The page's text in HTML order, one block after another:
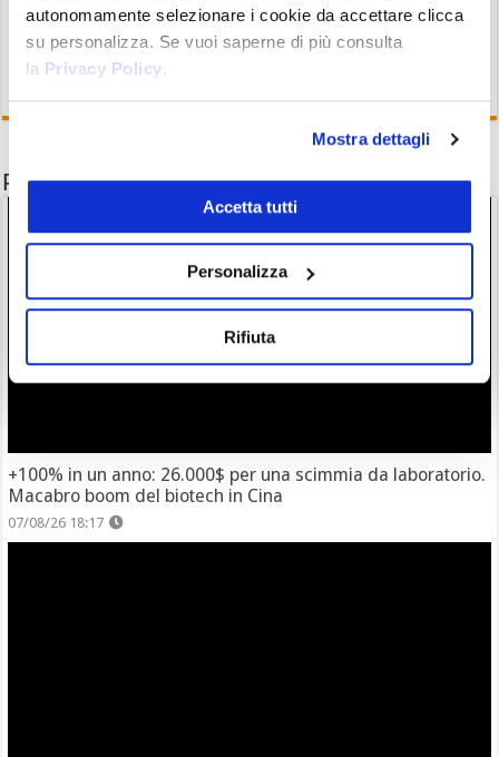
autonomamente selezionare i cookie da accettare clicca
su personalizza. Se vuoi saperne di più consulta
la Privacy Policy.
Mostra dettagli
Accetta tutti
Personalizza
Rifiuta
Potrebbe interessarti anche
+100% in un anno: 26.000$ per una scimmia da laboratorio.
Macabro boom del biotech in Cina
07/08/26 18:17